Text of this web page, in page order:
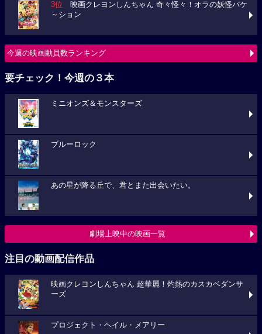
3位 映画クレヨンしんちゃん 奇々怪々！オラの妖怪バケ
～ション
今週の映画動員数ランキング
要チェック！今週の３本
ミニオンズ＆モンスターズ
ブルーロック
あの星が降る丘で、君とまた出会いたい。
劇場上映中の映画一覧
注目の動画配信作品
映画クレヨンしんちゃん 超華麗！灼熱のカスカベダンサ
ーズ
プロジェクト・ヘイル・メアリー